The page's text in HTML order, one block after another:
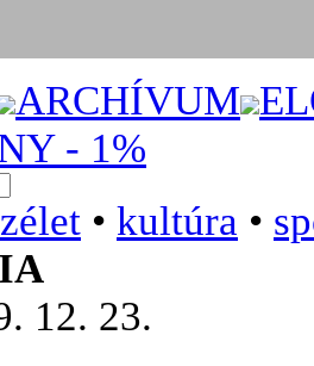
ARCHÍVUM
- 1%
• kultúra •
12. 23.